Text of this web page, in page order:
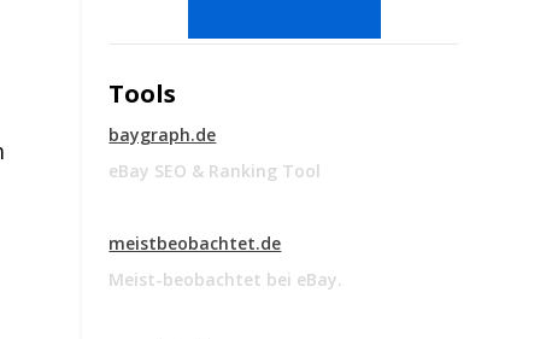
Tools
baygraph.de
eBay SEO & Ranking Tool
meistbeobachtet.de
Meist-beobachtet bei eBay.